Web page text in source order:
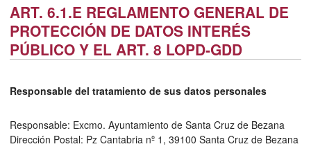
ART. 6.1.E REGLAMENTO GENERAL DE
PROTECCIÓN DE DATOS INTERÉS
PÚBLICO Y EL ART. 8 LOPD-GDD
Responsable del tratamiento de sus datos personales
Responsable: Excmo. Ayuntamiento de Santa Cruz de Bezana
Dirección Postal: Pz Cantabria nº 1, 39100 Santa Cruz de Bezana